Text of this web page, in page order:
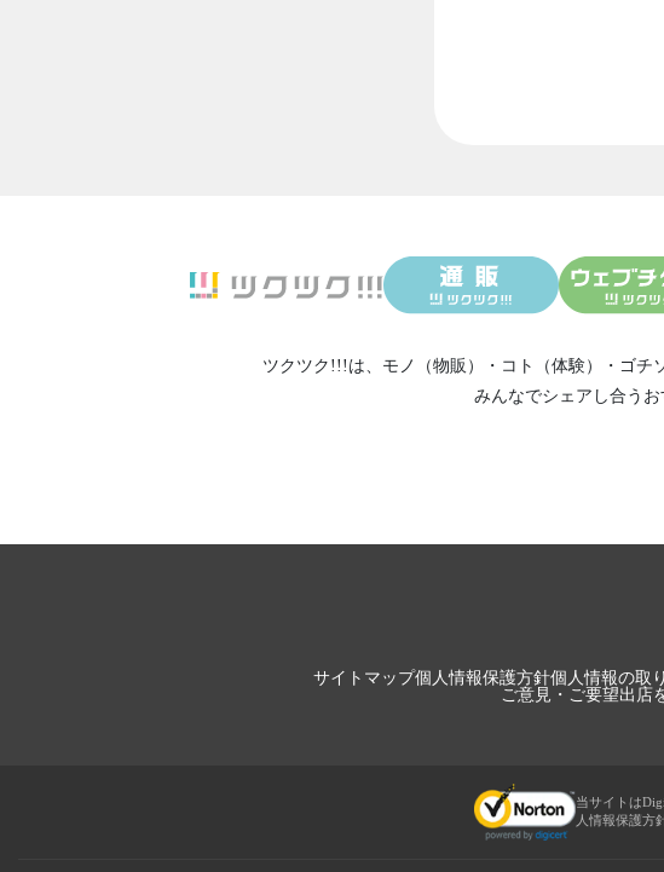
ツクツク!!!は、 モノ（物販） ・ コト（体験） ・ ゴチ
みんなでシェアし合う
サイトマップ個人情報保護方針個人情報の取
ご意見・ご要望出店
当サイトは
人情報保護方